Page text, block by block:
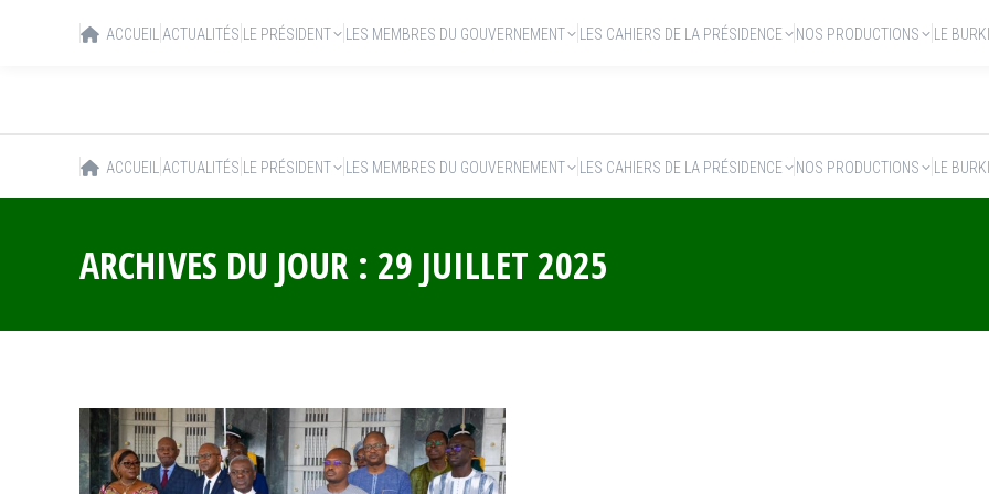
ACCUEIL ACTUALITÉS LE PRÉSIDENT LES MEMBRES DU GOUVERNEMENT LES CAHIERS DE LA PRÉSIDENCE NOS PRODUCTIONS LE
ARCHIVES DU JOUR : 29 JUILLET 2025
ACCUEIL ACTUALITÉS LE PRÉSIDENT LES MEMBRES DU GOUVERNEMENT LES CAHIERS DE LA PRÉSIDENCE NOS PRODUCTIONS LE